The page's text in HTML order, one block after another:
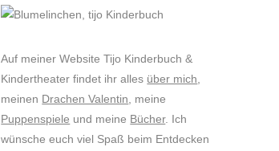
Auf meiner Website Tijo Kinderbuch &
Kindertheater findet ihr alles über mich
meinen Drachen Valentin , meine
Puppenspiele und meine Bücher. Ich
wünsche euch viel Spaß beim Entdecken